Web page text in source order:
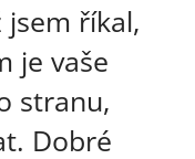
jsem říkal,
je vaše
stranu,
Dobré